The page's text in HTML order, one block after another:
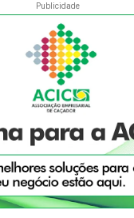
Publicidade